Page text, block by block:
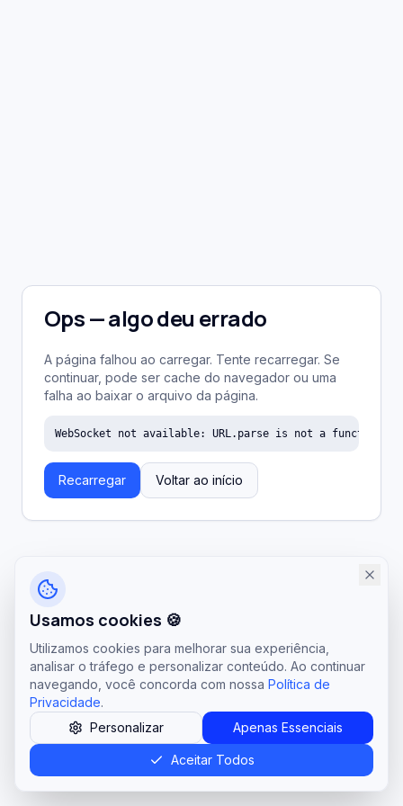
Ops — algo deu errado
A página falhou ao carregar. Tente recarregar. Se
continuar, pode ser cache do navegador ou uma
falha ao baixar o arquivo da página.
WebSocket not available: URL.parse is not a function
Recarregar Voltar ao início
Usamos cookies 🍪
Utilizamos cookies para melhorar sua experiência,
analisar o tráfego e personalizar conteúdo. Ao continuar
navegando, você concorda com nossa Política de
Privacidade.
Personalizar
Apenas Essenciais
Aceitar Todos